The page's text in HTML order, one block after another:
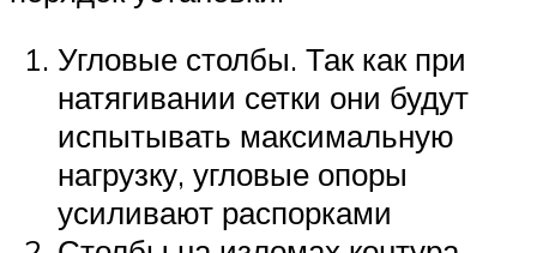
Угловые столбы. Так как при
натягивании сетки они будут
испытывать максимальную
нагрузку, угловые опоры
усиливают распорками